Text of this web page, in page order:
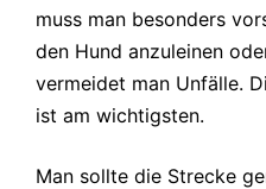
muss man besonders
den Hund anzuleinen
vermeidet man Unfälle.
ist am wichtigsten.
Man sollte die Strecke